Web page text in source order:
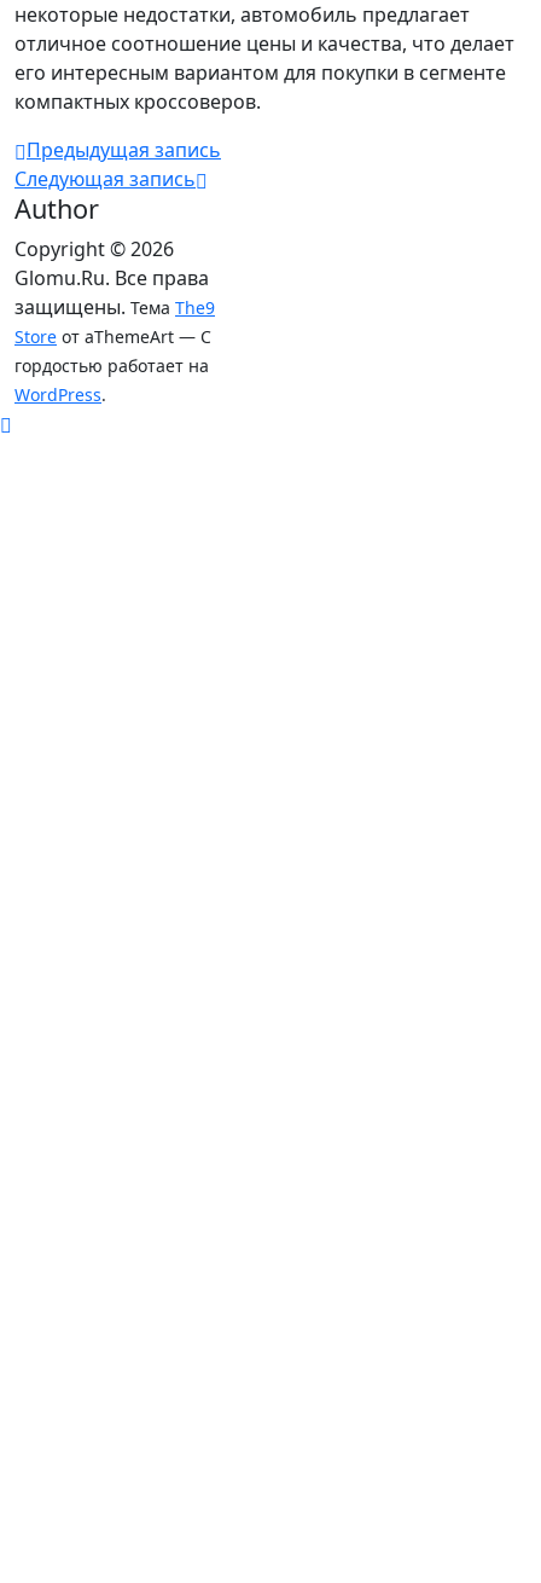
некоторые недостатки, автомобиль предлагает
отличное соотношение цены и качества, что делает
его интересным вариантом для покупки в сегменте
компактных кроссоверов.
Предыдущая запись
Следующая запись
Author
Copyright © 2026
Glomu.Ru. Все права
защищены. Тема The9
Store от aThemeArt — С
гордостью работает на
WordPress.